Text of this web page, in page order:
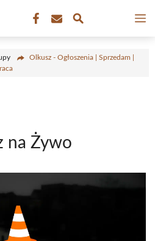
Olkusz - Ogłoszenia | Sprzedam |
na Żywo